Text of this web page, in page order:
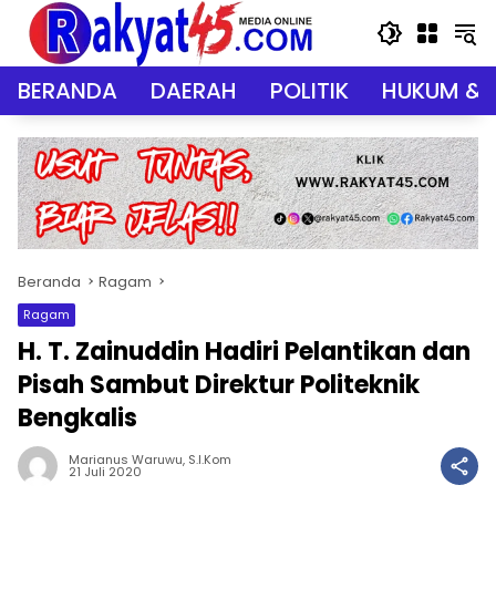
Langsung
konten
BERANDA DAERAH POLITIK HUKUM &
Beranda Ragam
Ragam
H. T. Zainuddin Hadiri Pelantikan dan
Pisah Sambut Direktur Politeknik
Bengkalis
Marianus Waruwu, S.I.Kom
21 Juli 2020